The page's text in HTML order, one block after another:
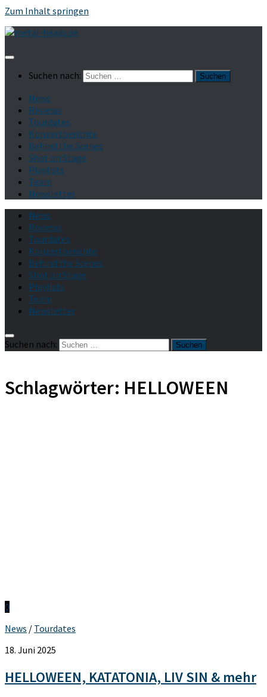
Zum Inhalt springen
Suchen nach:
News
Reviews
Tourdates
Konzertberichte
Behind the Scenes
Shot on Stage
Playlists
Team
Newsletter
News
Reviews
Tourdates
Konzertberichte
Behind the Scenes
Shot on Stage
Playlists
Team
Newsletter
Suchen nach:
Schlagwörter: HELLOWEEN
0
News / Tourdates
18. Juni 2025
HELLOWEEN, KATATONIA, LIV SIN & mehr